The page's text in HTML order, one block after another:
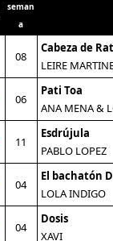
seman
a
08
Cabeza de
LEIRE
06
Pati Toa
ANA MENA &
11
Esdrújula
PABLO LOPEZ
04
El bachatón
LOLA INDIGO
04
Dosis
XAVI